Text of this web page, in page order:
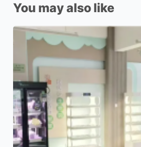
You may also like